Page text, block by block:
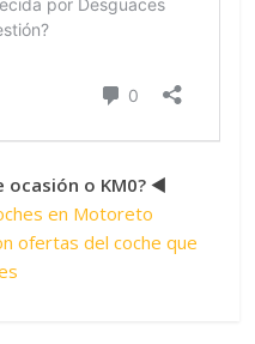
ocasión o KM0? ◀️
en Motoreto
ofertas del coche que